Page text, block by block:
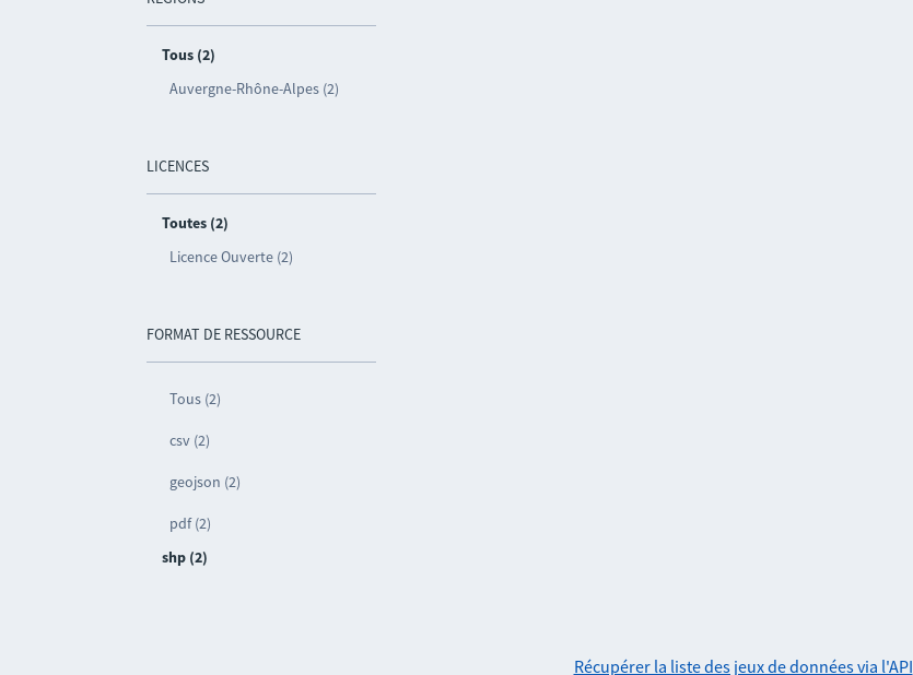
Tous (2)
Auvergne-Rhône-Alpes (2)
LICENCES
Toutes (2)
Licence Ouverte (2)
FORMAT DE RESSOURCE
Tous (2)
csv (2)
geojson (2)
pdf (2)
shp (2)
Récupérer la liste des jeux de données via l'API